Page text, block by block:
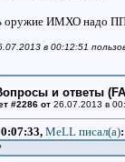
оружие ИМХО надо
в 00:12:51
и ответы
#2286 от26.07.2013 в
MeLL писал(a):